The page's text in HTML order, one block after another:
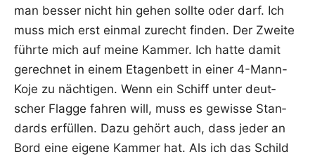
man bes­ser nicht hin gehen soll­te oder darf. Ich
muss mich erst ein­mal zurecht fin­den. Der Zwei­te
führ­te mich auf mei­ne Kam­mer. Ich hat­te damit
gerech­net in einem Eta­gen­bett in einer 4-Mann-
Koje zu näch­ti­gen. Wenn ein Schiff unter deut­
scher Flag­ge fah­ren will, muss es gewis­se Stan­
dards erfül­len. Dazu gehört auch, dass jeder an
Bord eine eige­ne Kam­mer hat. Als ich das Schild